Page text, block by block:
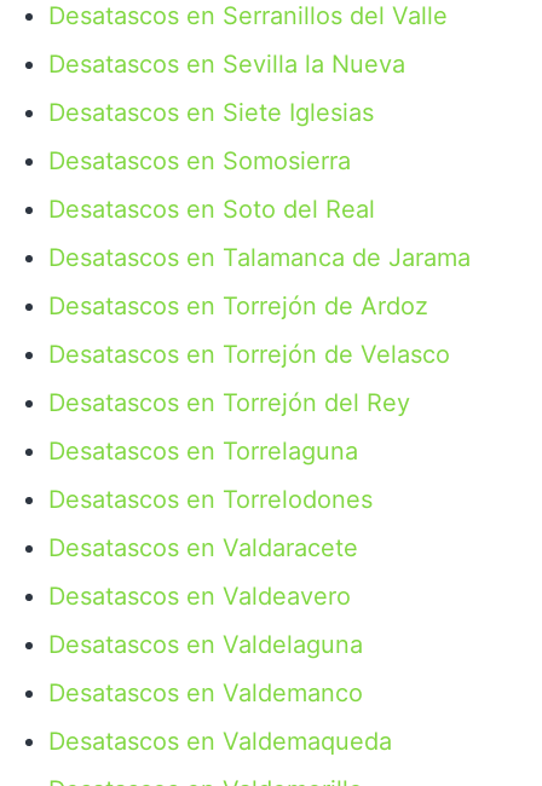
Desatascos en Serranillos del Valle
Desatascos en Sevilla la Nueva
Desatascos en Siete Iglesias
Desatascos en Somosierra
Desatascos en Soto del Real
Desatascos en Talamanca de Jarama
Desatascos en Torrejón de Ardoz
Desatascos en Torrejón de Velasco
Desatascos en Torrejón del Rey
Desatascos en Torrelaguna
Desatascos en Torrelodones
Desatascos en Valdaracete
Desatascos en Valdeavero
Desatascos en Valdelaguna
Desatascos en Valdemanco
Desatascos en Valdemaqueda